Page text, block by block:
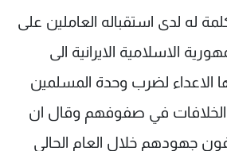
له لدى استقباله العاملين على
الاسلامية الايرانية الى
الاعداء لضرب وحدة المسلمين
في صفوفهم وقال ان
جهودهم خلال العام الحالي